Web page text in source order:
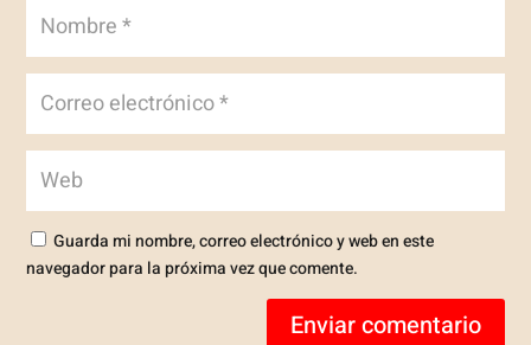
Guarda mi nombre, correo electrónico y web en este
navegador para la próxima vez que comente.
Enviar comentario